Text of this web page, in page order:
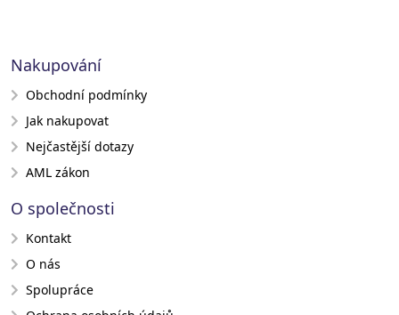
Nakupování
Obchodní podmínky
Jak nakupovat
Nejčastější dotazy
AML zákon
O společnosti
Kontakt
O nás
Spolupráce